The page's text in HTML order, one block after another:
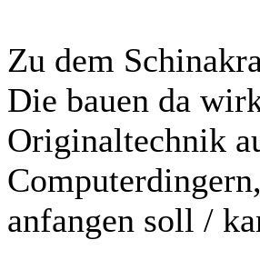
Zu dem
Die bauen da
Originaltechnik
anfangen soll /